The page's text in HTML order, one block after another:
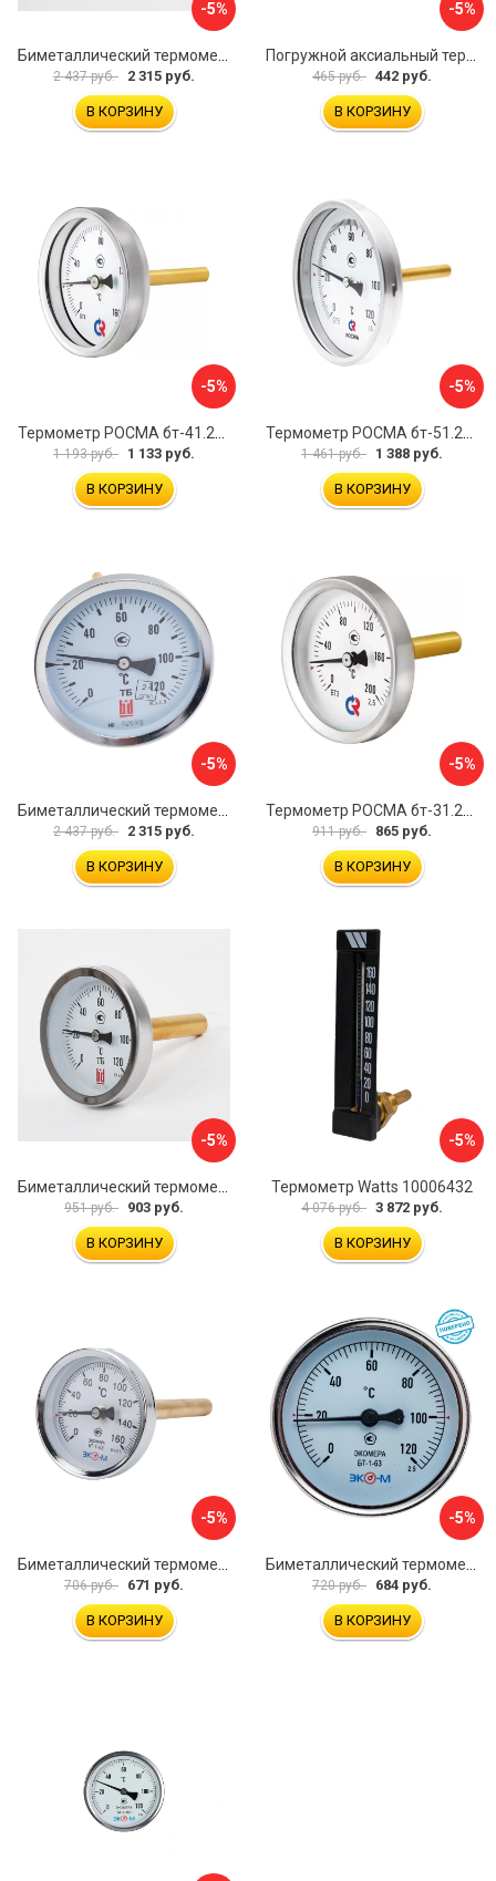
-5%
2 437 руб. 2 315 руб.
В КОРЗИНУ
-5%
465 руб. 442 руб.
В КОРЗИНУ
-5%
1 193 руб. 1 133 руб.
В КОРЗИНУ
-5%
1 461 руб. 1 388 руб.
В КОРЗИНУ
-5%
2 437 руб. 2 315 руб.
В КОРЗИНУ
-5%
911 руб. 865 руб.
В КОРЗИНУ
-5%
Биметаллический термометр BD ТБ 63Т/46 1161001031
951 руб. 903 руб.
В КОРЗИНУ
-5%
Термометр Watts 10006432
4 076 руб. 3 872 руб.
В КОРЗИНУ
-5%
706 руб. 671 руб.
В КОРЗИНУ
-5%
720 руб. 684 руб.
В КОРЗИНУ